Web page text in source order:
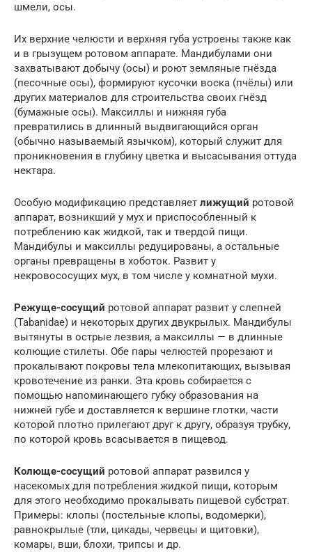
шмели, осы.
Их верхние челюсти и верхняя губа устроены также как
и в грызущем ротовом аппарате. Мандибулами они
захватывают добычу (осы) и роют земляные гнёзда
(песочные осы), формируют кусочки воска (пчёлы) или
других материалов для строительства своих гнёзд
(бумажные осы). Максиллы и нижняя губа
превратились в длинный выдвигающийся орган
(обычно называемый язычком), который служит для
проникновения в глубину цветка и высасывания оттуда
нектара.
Особую модификацию представляет лижущий ротовой
аппарат, возникший у мух и приспособленный к
потреблению как жидкой, так и твердой пищи.
Мандибулы и максиллы редуцированы, а остальные
органы превращены в хоботок. Развит у
некровососущих мух, в том числе у комнатной мухи.
Режуще-сосущий ротовой аппарат развит у слепней
(Tabanidae) и некоторых других двукрылых. Мандибулы
вытянуты в острые лезвия, а максиллы — в длинные
колющие стилеты. Обе пары челюстей прорезают и
прокалывают покровы тела млекопитающих, вызывая
кровотечение из ранки. Эта кровь собирается с
помощью напоминающего губку образования на
нижней губе и доставляется к вершине глотки, части
которой плотно прилегают друг к другу, образуя трубку,
по которой кровь всасывается в пищевод.
Колюще-сосущий ротовой аппарат развился у
насекомых для потребления жидкой пищи, которым
для этого необходимо прокалывать пищевой субстрат.
Примеры: клопы (постельные клопы, водомерки),
равнокрылые (тли, цикады, червецы и щитовки),
комары, вши, блохи, трипсы и др.